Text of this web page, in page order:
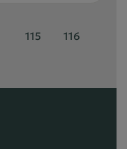
115 116